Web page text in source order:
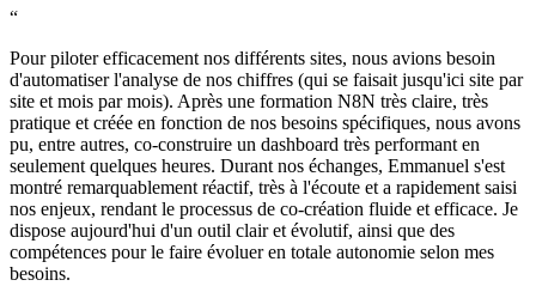
“
Pour piloter efficacement nos différents sites, nous avions besoin
d'automatiser l'analyse de nos chiffres (qui se faisait jusqu'ici site par
site et mois par mois). Après une formation N8N très claire, très
pratique et créée en fonction de nos besoins spécifiques, nous avons
pu, entre autres, co-construire un dashboard très performant en
seulement quelques heures. Durant nos échanges, Emmanuel s'est
montré remarquablement réactif, très à l'écoute et a rapidement saisi
nos enjeux, rendant le processus de co-création fluide et efficace. Je
dispose aujourd'hui d'un outil clair et évolutif, ainsi que des
compétences pour le faire évoluer en totale autonomie selon mes
besoins.